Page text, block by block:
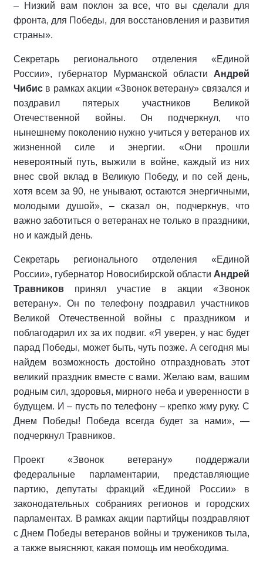
– Низкий вам поклон за все, что вы сделали для
фронта, для Победы, для восстановления и развития
страны».
Секретарь регионального отделения «Единой
России», губернатор Мурманской области Андрей
Чибис в рамках акции «Звонок ветерану» связался и
поздравил пятерых участников Великой
Отечественной войны. Он подчеркнул, что
нынешнему поколению нужно учиться у ветеранов их
жизненной силе и энергии. «Они прошли
невероятный путь, выжили в войне, каждый из них
внес свой вклад в Великую Победу, и по сей день,
хотя всем за 90, не унывают, остаются энергичными,
молодыми душой», – сказал он, подчеркнув, что
важно заботиться о ветеранах не только в праздники,
но и каждый день.
Секретарь регионального отделения «Единой
России», губернатор Новосибирской области Андрей
Травников принял участие в акции «Звонок
ветерану». Он по телефону поздравил участников
Великой Отечественной войны с праздником и
поблагодарил их за их подвиг. «Я уверен, у нас будет
парад Победы, может быть, чуть позже. А сегодня мы
найдем возможность достойно отпраздновать этот
великий праздник вместе с вами. Желаю вам, вашим
родным сил, здоровья, мирного неба и уверенности в
будущем. И – пусть по телефону – крепко жму руку. С
Днем Победы! Победа всегда будет за нами», —
подчеркнул Травников.
Проект «Звонок ветерану» поддержали
федеральные парламентарии, представляющие
партию, депутаты фракций «Единой России» в
законодательных собраниях регионов и городских
парламентах. В рамках акции партийцы поздравляют
с Днем Победы ветеранов войны и тружеников тыла,
а также выясняют, какая помощь им необходима.